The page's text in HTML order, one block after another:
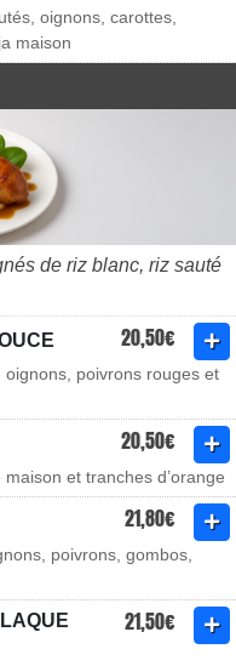
oignons, carottes,
maison
de riz blanc, riz sauté
20,50€
poivrons rouges et
20,50€
et tranches d’orange
21,80€
poivrons, gombos,
21,50€